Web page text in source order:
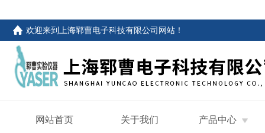
欢迎来到 上海郓曹电子科技有限公司网站 ！
网站首页 关于我们 产品中心